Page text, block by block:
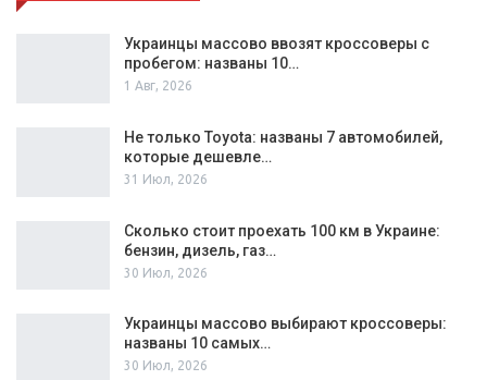
Украинцы массово ввозят кроссоверы с
пробегом: названы 10…
1 Авг, 2026
Не только Toyota: названы 7 автомобилей,
которые дешевле…
31 Июл, 2026
Сколько стоит проехать 100 км в Украине:
бензин, дизель, газ…
30 Июл, 2026
Украинцы массово выбирают кроссоверы:
названы 10 самых…
30 Июл, 2026